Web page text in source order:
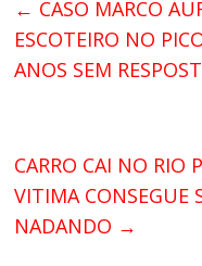
← CASO MARCO
ESCOTEIRO NO
ANOS SEM
CARRO CAI NO RIO
VITIMA CONSEGUE
NADANDO →